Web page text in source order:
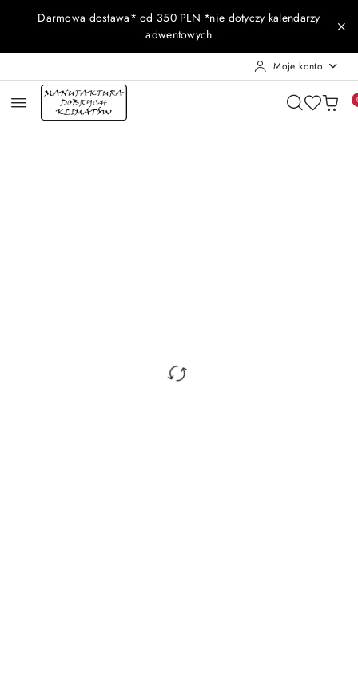
Przejdź do treści głównej
Przejdź do wyszukiwarki
Przejdź do moje konto
Przejdź do menu głównego
Przejdź do opisu produktu
Przejdź do stopki
Darmowa dostawa* od 350 PLN *nie dotyczy kalendarzy
adwentowych
Moje konto